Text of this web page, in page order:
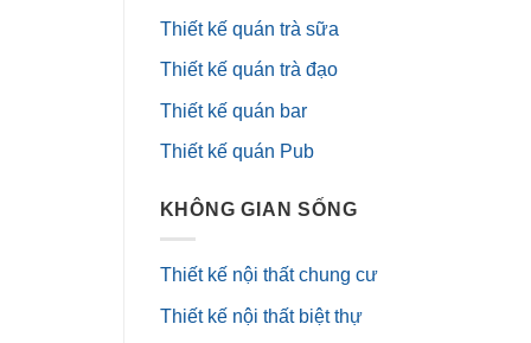
Thiết kế quán trà sữa
Thiết kế quán trà đạo
Thiết kế quán bar
Thiết kế quán Pub
KHÔNG GIAN SỐNG
Thiết kế nội thất chung cư
Thiết kế nội thất biệt thự